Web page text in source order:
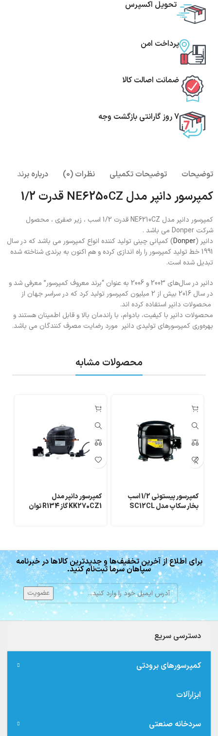
تحویل اکسپرس
پرداخت امن
ضمانت اصالت کالا
7 روز گارانتی بازگشت وجه
توضیحات توضیحات تکمیلی نظرات (0) درباره برند
کمپرسور دانپر مدل NE6250CZ قدرت 1/2
کمپرسور دانپر مدل NE6210CZ قدرت 1/2 اسب ، زیر صفری ، محصول
شرکت Donper می باشد .
دانپر (Donper) کمپانی چینی تولید کننده انواع کمپرسور می باشد که در سال
1991 خط تولید کمپرسور را راه اندازی کرده و هم اکنون به برندی شناخته شده
تبدیل شده است.
دانپر در سال‌های 2003 و 2006 به عنوان “برند معروف کمپرسور” معرفی شد و
در سال 2016 بیش از 2 میلیون کمپرسور تولید کرد که در سراسر جهان از
محصولات دانپر استفاده کرده اند.
محصولات دانپر با کیفیت، بادوام، با راندمان بالا و قابل اطمینان هستند و
بهره‌وری کمپرسورهای تولیدی دانپر مورد رضایت مصرف کنندگان می باشد.
محصولات مشابه
کمپرسور پیستونی 1/2 اسب
بخار سکاپ مدل SC12CL
کمپرسور دانپر مدل
KK270CZ1 گاز R134 توان
برای اطلاع از آخرین تخفیف‌ها و جدیدترین کالاها در خبرنامه
سپاهان سرما ثبت‌نام کنید.
دسترسی سریع
کمپرسورهای برودتی
ابزارآلات
سردخانه صنعتی